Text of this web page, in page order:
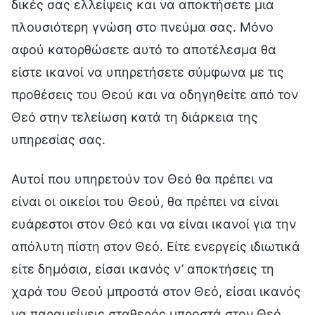
δικές σας ελλείψεις και να αποκτήσετε μια
πλουσιότερη γνώση στο πνεύμα σας. Μόνο
αφού κατορθώσετε αυτό το αποτέλεσμα θα
είστε ικανοί να υπηρετήσετε σύμφωνα με τις
προθέσεις του Θεού και να οδηγηθείτε από τον
Θεό στην τελείωση κατά τη διάρκεια της
υπηρεσίας σας.
Αυτοί που υπηρετούν τον Θεό θα πρέπει να
είναι οι οικείοι του Θεού, θα πρέπει να είναι
ευάρεστοι στον Θεό και να είναι ικανοί για την
απόλυτη πίστη στον Θεό. Είτε ενεργείς ιδιωτικά
είτε δημόσια, είσαι ικανός ν’ αποκτήσεις τη
χαρά του Θεού μπροστά στον Θεό, είσαι ικανός